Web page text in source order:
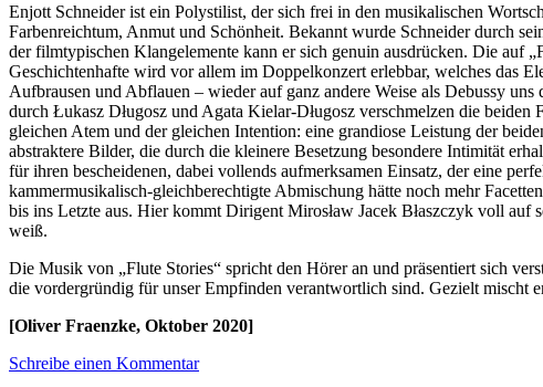
Enjott Schneider ist ein Polystilist, der sich frei in den musikalischen
Farbenreichtum, Anmut und Schönheit. Bekannt wurde Schneider durch
der filmtypischen Klangelemente kann er sich genuin ausdrücken. Die auf
Geschichtenhafte wird vor allem im Doppelkonzert erlebbar, welches das
Aufbrausen und Abflauen – wieder auf ganz andere Weise als Debussy
durch Łukasz Długosz und Agata Kielar-Długosz verschmelzen die
gleichen Atem und der gleichen Intention: eine grandiose Leistung der
abstraktere Bilder, die durch die kleinere Besetzung besondere Intimität
für ihren bescheidenen, dabei vollends aufmerksamen Einsatz, der eine
kammermusikalisch-gleichberechtigte Abmischung hätte noch mehr
bis ins Letzte aus. Hier kommt Dirigent Mirosław Jacek Błaszczyk voll auf
weiß.
Die Musik von „Flute Stories“ spricht den Hörer an und präsentiert sich
die vordergründig für unser Empfinden verantwortlich sind. Gezielt mischt
[Oliver Fraenzke, Oktober 2020]
Schreibe einen Kommentar